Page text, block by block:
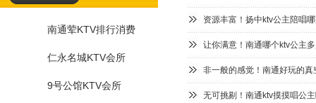
南通荤KTV排行消费
仁永名城KTV会所
9号公馆KTV会所
资源丰富！扬中ktv公主陪唱
让你满意！南通哪个ktv公主
非一般的感觉！南通好玩的
无可挑剔！南通ktv摸摸唱公